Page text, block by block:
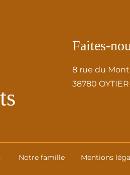
Faites-
8 rue du
38780
Notre famille Mentions